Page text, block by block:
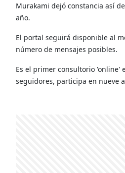
Murakami dejó constancia así
año.
El portal seguirá disponible al
número de mensajes posibles.
Es el primer consultorio 'online'
seguidores, participa en nueve